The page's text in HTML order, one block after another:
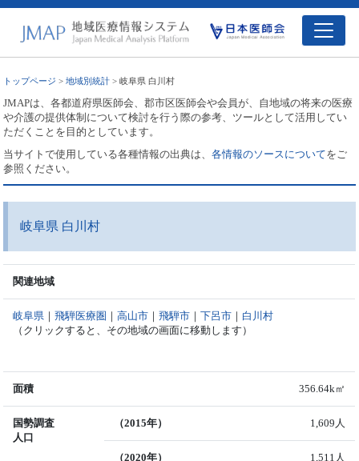
トップページ >地域別統計 > 岐阜県 白川村
JMAPは、各都道府県医師会、郡市区医師会や会員が、自地域の将来の医療
や介護の提供体制について検討を行う際の参考、ツールとして活用してい
ただくことを目的としています。
当サイトで使用している各種情報の出典は、各情報のソースについてをご
参照ください。
岐阜県 白川村
関連地域
岐阜県 ｜飛騨医療圏 ｜高山市 ｜飛騨市 ｜下呂市 ｜ 白川村
（クリックすると、その地域の画面に移動します）
面積 356.64k㎡
国勢調査
人口
（2015年） 1,609人
（2020年） 1,511人